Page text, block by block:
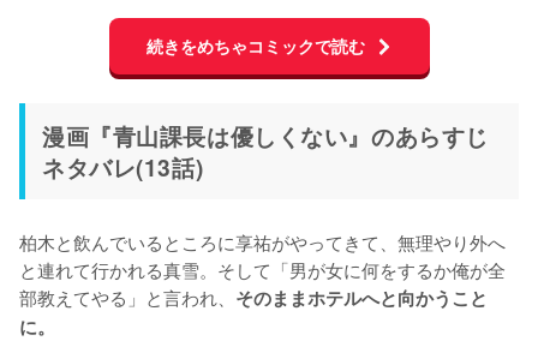
続きをめちゃコミックで読む
漫画『青山課長は優しくない』のあらすじ
ネタバレ(13話)
柏木と飲んでいるところに享祐がやってきて、無理やり外へ
と連れて行かれる真雪。そして「男が女に何をするか俺が全
部教えてやる」と言われ、 そのままホテルへと向かうこと
に。